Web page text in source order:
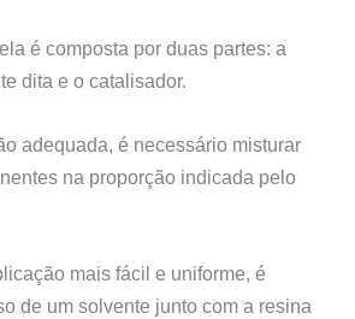
é composta por duas partes: a
dita e o catalisador.
adequada, é necessário misturar
na proporção indicada pelo
mais fácil e uniforme, é
de um solvente junto com a resina